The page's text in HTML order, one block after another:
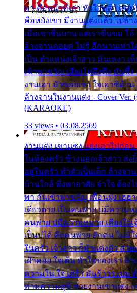
มา คือหน้าที่เก่า หัวใจหล้า คอ
คือหยังเขา มีงานแต่งแล้ว ไปล้
เมื่อเขาชื่นบาน แต่เราขื่นขม โ
ล้างจานคอยคู่ ไม่รู้ อีกนานเท่า
เป็น ตำแหน่งเจ้าสาว มันเหงา
เข้าพาขวัญ เสียงโห่ตึงตึง มันซึ้
งานเฮา มัวซอยเขา ใจเฮาซิด้
ล้างจานในงานแต่ง - Cover
(KARAOKE)
33 views • 03.08.2569
งานแต่ง เขาแซง แย่งเอาไปก่
ในห้องครัว ข้างนอกเจ้าสาว ส่ง
อยู่ในครัว ทำตัวเป็นเด็ก ล้างจา
บ้านใกล้ พึ่งพาอาศัย จำใจ ต้องไ
พา กันเข้าพาขวัญ เพื่อนฝูง เฮฮ
เดียวดาย เป็นคนพ่าย บ่มีความห
คนพ่าย บ่มีความหมาย เคียงใจเ
เป็นบ่ได้ คือคนพ่าย ฮักคน ไม่มี
ในครัว เจ้าสาว ก็มัวแต่งตัว สวย
เฝ้าคอย ใจเต้น หัวใจของเรา ล
ความใน ใจ เศร้า มันร้าวระบม
ท่ามความสุขี ช่วยงานเขาแต่ง